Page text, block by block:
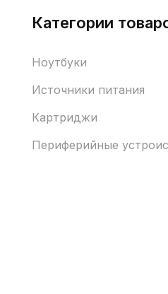
Категории
Ноутбуки
Источники питания
Картриджи
Периферийные